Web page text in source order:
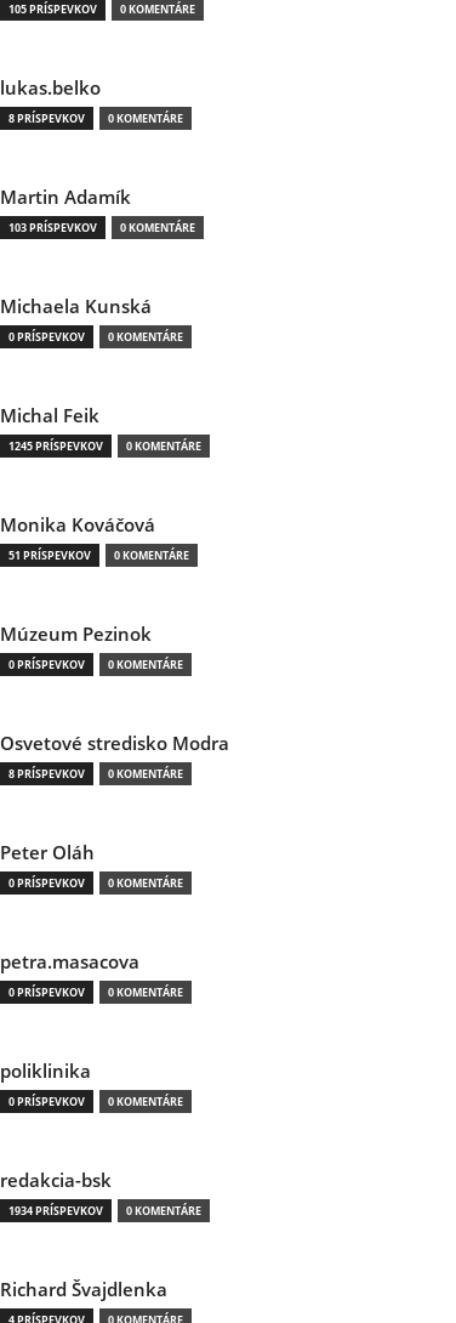
105 PRÍSPEVKOV 0 KOMENTÁRE
lukas.belko
8 PRÍSPEVKOV 0 KOMENTÁRE
Martin Adamík
103 PRÍSPEVKOV 0 KOMENTÁRE
Michaela Kunská
0 PRÍSPEVKOV 0 KOMENTÁRE
Michal Feik
1245 PRÍSPEVKOV 0 KOMENTÁRE
Monika Kováčová
51 PRÍSPEVKOV 0 KOMENTÁRE
Múzeum Pezinok
0 PRÍSPEVKOV 0 KOMENTÁRE
Osvetové stredisko Modra
8 PRÍSPEVKOV 0 KOMENTÁRE
Peter Oláh
0 PRÍSPEVKOV 0 KOMENTÁRE
petra.masacova
0 PRÍSPEVKOV 0 KOMENTÁRE
poliklinika
0 PRÍSPEVKOV 0 KOMENTÁRE
redakcia-bsk
1934 PRÍSPEVKOV 0 KOMENTÁRE
Richard Švajdlenka